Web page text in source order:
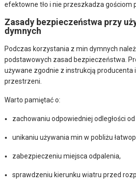
efektowne tło i nie przeszkadza gościom
Zasady bezpieczeństwa przy
dymnych
Podczas korzystania z min dymnych
podstawowych zasad bezpieczeństwa.
używane zgodnie z instrukcją producenta
przestrzeni.
Warto pamiętać o:
zachowaniu odpowiedniej odległości od
unikaniu używania min w pobliżu
zabezpieczeniu miejsca odpalenia,
sprawdzeniu kierunku wiatru przed